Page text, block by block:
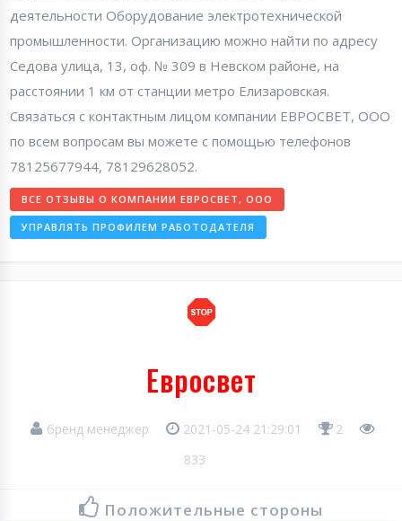
деятельности Оборудование электротехнической
промышленности. Организацию можно найти по адресу
Седова улица, 13, оф. № 309 в Невском районе, на
расстоянии 1 км от станции метро Елизаровская.
Связаться с контактным лицом компании ЕВРОСВЕТ, ООО
по всем вопросам вы можете с помощью телефонов
78125677944, 78129628052.
ВСЕ ОТЗЫВЫ О КОМПАНИИ ЕВРОСВЕТ, ООО
УПРАВЛЯТЬ ПРОФИЛЕМ РАБОТОДАТЕЛЯ
Евросвет
бренд менеджер 2021-05-24 21:29:01
2
833
Положительные стороны